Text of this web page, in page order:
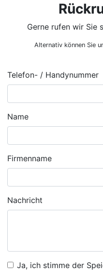
Gerne rufen wir Sie
Alternativ können Sie
Telefon- / Handynummer
Name
Firmenname
Nachricht
Ja, ich stimme der